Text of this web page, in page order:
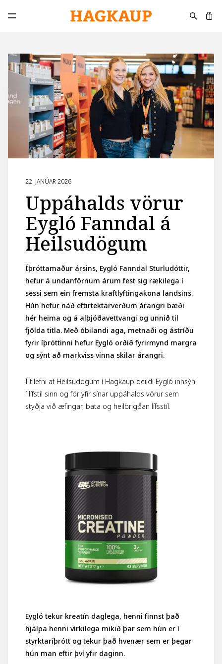
Opna aðalvalmynd
22. JANÚAR 2026
Uppáhalds vörur
Eygló Fanndal á
Heilsudögum
Íþróttamaður ársins, Eygló Fanndal Sturludóttir,
hefur á undanförnum árum fest sig rækilega í
sessi sem ein fremsta kraftlyftingakona landsins.
Hún hefur náð eftirtektarverðum árangri bæði
hér heima og á alþjóðavettvangi og unnið til
fjölda titla. Með óbilandi aga, metnaði og ástríðu
fyrir íþróttinni hefur Eygló orðið fyrirmynd margra
og sýnt að markviss vinna skilar árangri.
Í tilefni af Heilsudögum í Hagkaup deildi Eygló innsýn
í lífstíl sinn og fór yfir sínar uppáhalds vörur sem
styðja við æfingar, bata og heilbrigðan lífsstíl.
Eygló tekur kreatín daglega, henni finnst það
hjálpa henni virkilega mikið þar sem hún er í
styrktaríþrótt og tekur það hvenær sem er þegar
hún man eftir því yfir daginn.